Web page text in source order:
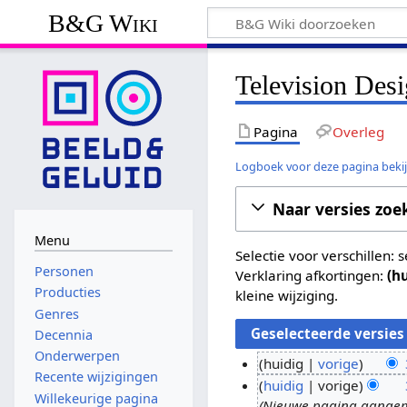
B&G Wiki
Television
Pagina Overleg
Logboek voor deze pagina
Naar versies
Selectie voor verschillen:
Verklaring afkortingen:
kleine wijziging.
3
huidig vorige
G
e
huidig vorige
Menu
Personen
Producties
Genres
Decennia
Onderwerpen
Recente wijzigingen
Willekeurige pagina